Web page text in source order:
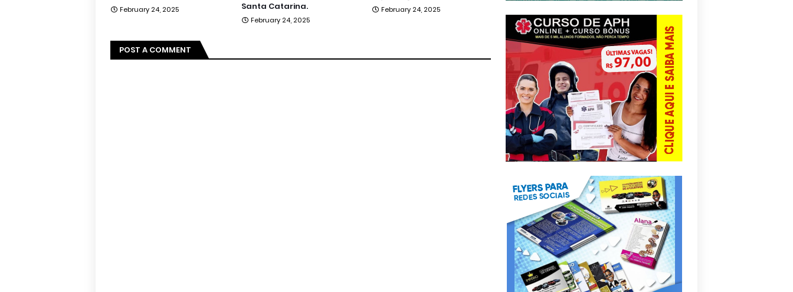
February 24, 2025
Santa Catarina.
February 24, 2025
February 24, 2025
POST A COMMENT